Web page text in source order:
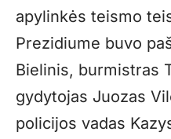
apylinkės teismo
Prezidiume buvo
Bielinis, burmistras
gydytojas Juozas
policijos vadas